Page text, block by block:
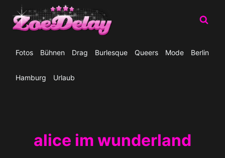
Inhalt
springen
Fotos Bühnen Drag Burlesque Queers Mode Berlin
Hamburg Urlaub
alice im wunderland